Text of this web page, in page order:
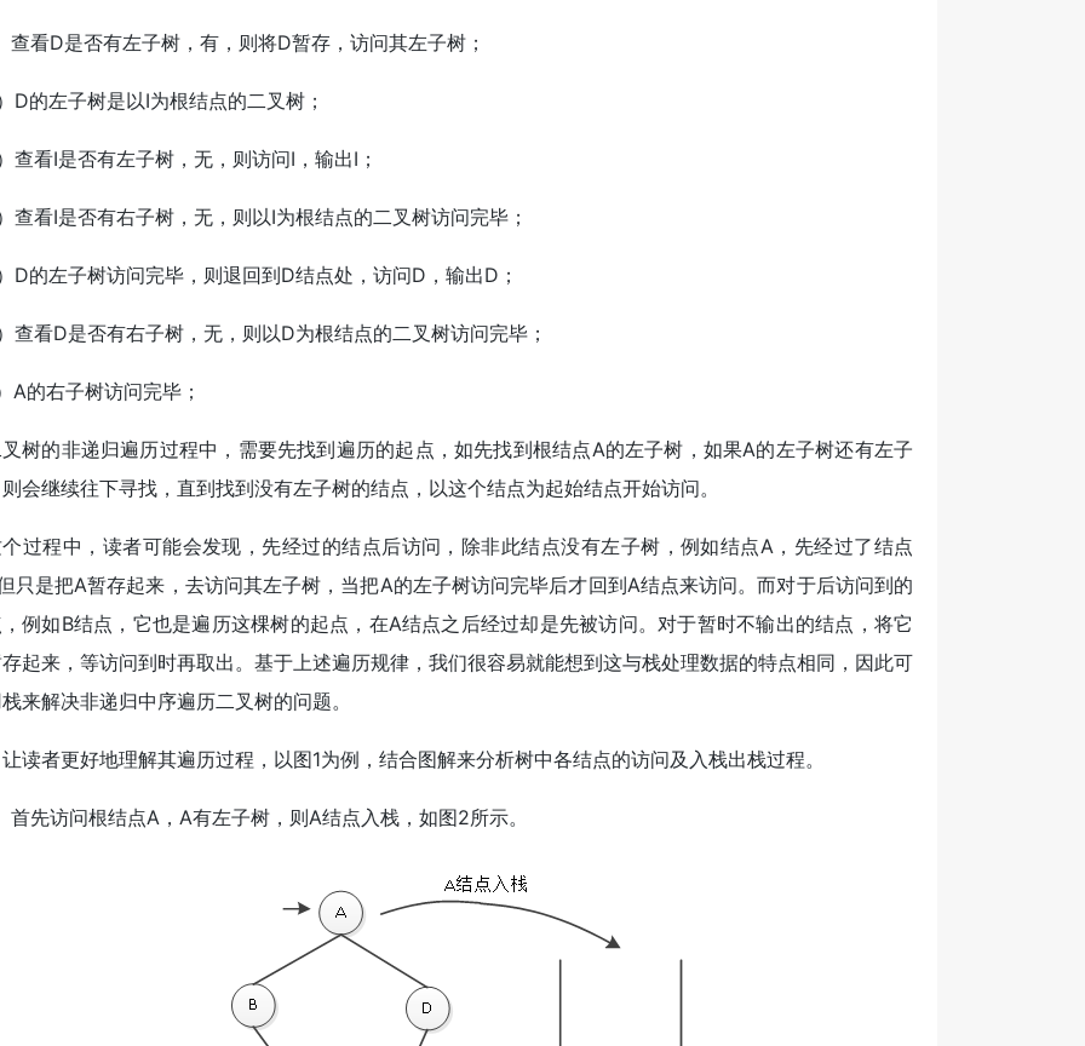
查看D是否有左子树，有，则将D暂存，访问其左子树；
D的左子树是以I为根结点的二叉树；
查看I是否有左子树，无，则访问I，输出I；
查看I是否有右子树，无，则以I为根结点的二叉树访问完毕；
D的左子树访问完毕，则退回到D结点处，访问D，输出D；
查看D是否有右子树，无，则以D为根结点的二叉树访问完毕；
A的右子树访问完毕；
树的非递归遍历过程中，需要先找到遍历的起点，如先找到根结点A的左子树，如果A的左子树还有左子
会继续往下寻找，直到找到没有左子树的结点，以这个结点为起始结点开始访问。
过程中，读者可能会发现，先经过的结点后访问，除非此结点没有左子树，例如结点A，先经过了结点
只是把A暂存起来，去访问其左子树，当把A的左子树访问完毕后才回到A结点来访问。而对于后访问到的
例如B结点，它也是遍历这棵树的起点，在A结点之后经过却是先被访问。对于暂时不输出的结点，将它
起来，等访问到时再取出。基于上述遍历规律，我们很容易就能想到这与栈处理数据的特点相同，因此可
来解决非递归中序遍历二叉树的问题。
读者更好地理解其遍历过程，以图1为例，结合图解来分析树中各结点的访问及入栈出栈过程。
首先访问根结点A，A有左子树，则A结点入栈，如图2所示。